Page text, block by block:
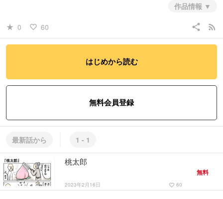
作品情報
star_rate 0 favorite_border 60 share rss_feed
はじめから読む
無料会員登録
最新話から 1 - 1
桃太郎
2023年2月16日 favorite_border 60
無料